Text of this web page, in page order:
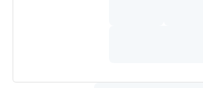
décénoïque).